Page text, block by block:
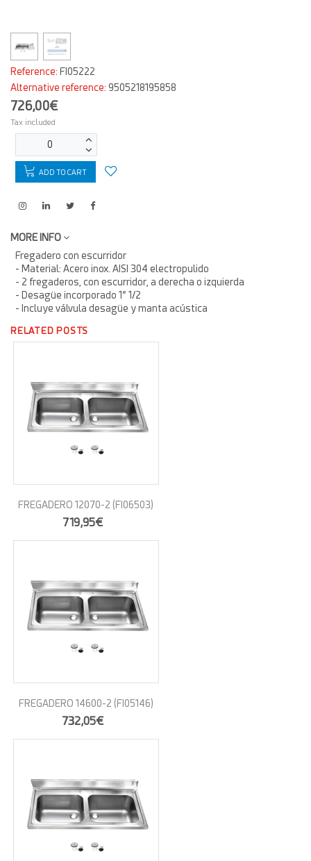
Reference: FI05222
Alternative reference: 9505218195858
726,00€
Tax included
ADD TO CART
MORE INFO
Fregadero con escurridor
- Material: Acero inox. AISI 304 electropulido
- 2 fregaderos, con escurridor, a derecha o izquierda
- Desagüe incorporado 1” 1/2
- Incluye válvula desagüe y manta acústica
RELATED POSTS
FREGADERO 12070-2 (FI06503)
719,95€
FREGADERO 14600-2 (FI05146)
732,05€